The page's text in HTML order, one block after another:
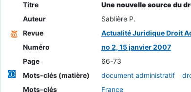
Titre
Une nouvelle source du
Auteur
Sablière P.
Revue
Actualité Juridique Droit
Numéro
no 2, 15 janvier 2007
Page
66-73
Mots-clés (matière)
document administratif
Mots-clés
France